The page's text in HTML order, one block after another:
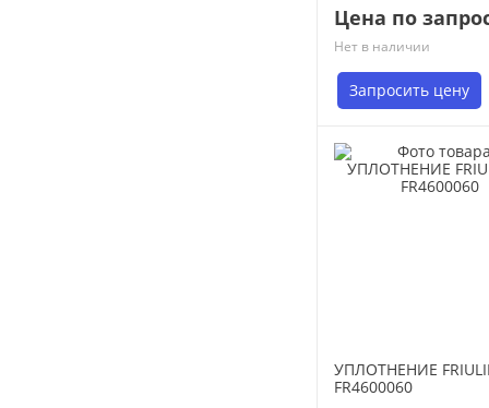
Цена по
Нет в наличии
Запросить цену
УПЛОТНЕНИЕ
FR4600060